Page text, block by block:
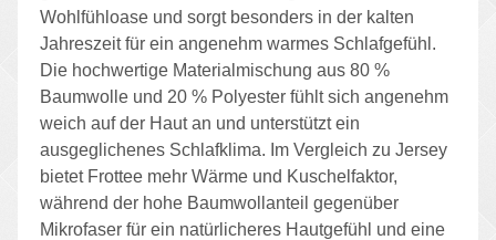
Wohlfühloase und sorgt besonders in der kalten
Jahreszeit für ein angenehm warmes Schlafgefühl.
Die hochwertige Materialmischung aus 80 %
Baumwolle und 20 % Polyester fühlt sich angenehm
weich auf der Haut an und unterstützt ein
ausgeglichenes Schlafklima. Im Vergleich zu Jersey
bietet Frottee mehr Wärme und Kuschelfaktor,
während der hohe Baumwollanteil gegenüber
Mikrofaser für ein natürlicheres Hautgefühl und eine